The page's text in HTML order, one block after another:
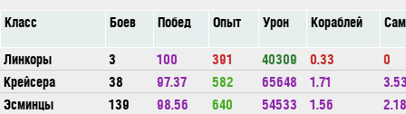
Класс Боев Побед Опыт Урон Кораблей
Линкоры
3 100 391 40309 0.33
0
Крейсера
38 97.37 582 65648 1.71
Эсминцы
139 98.56 640 54533 1.56
2.18